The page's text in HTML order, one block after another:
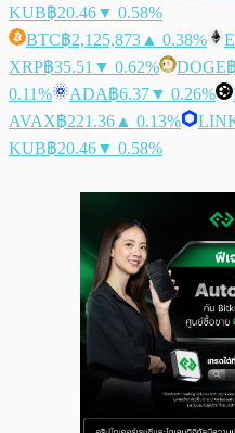
KUB฿20.46▼ 0.58%
BTC฿2,125,873 ▲ 0.38%
XRP฿35.51 ▼ 0.62% DOGE
0.11%
ADA฿6.37▼ 0.26%
AVAX฿221.36 ▲ 0.13%
KUB฿20.46▼ 0.58%